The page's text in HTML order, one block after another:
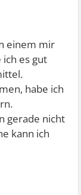
einem mir
es gut
habe ich
gerade nicht
kann ich